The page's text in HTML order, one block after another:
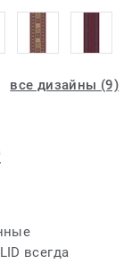
все дизайны (9)
всегда